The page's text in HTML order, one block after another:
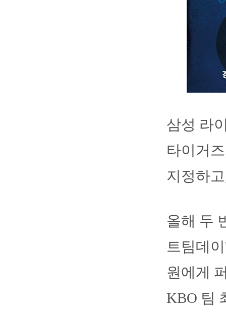
삼성 라
타이거
지정하
올해 두
트팀데
원에게
KBO 팀